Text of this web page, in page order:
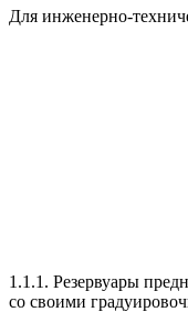
Для инженерно-
1.1.1. Резервуары
со своими